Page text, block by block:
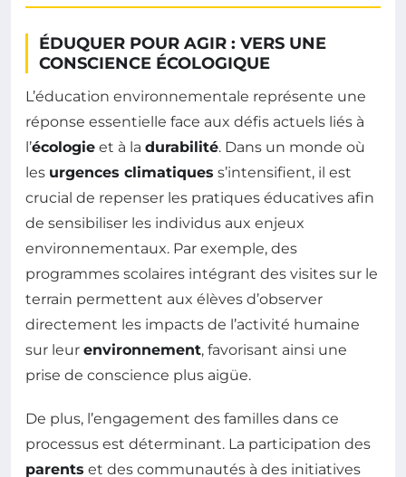
ÉDUQUER POUR AGIR : VERS UNE
CONSCIENCE ÉCOLOGIQUE
L’éducation environnementale représente une
réponse essentielle face aux défis actuels liés à
l’écologie et à la durabilité. Dans un monde où
les urgences climatiques s’intensifient, il est
crucial de repenser les pratiques éducatives afin
de sensibiliser les individus aux enjeux
environnementaux. Par exemple, des
programmes scolaires intégrant des visites sur le
terrain permettent aux élèves d’observer
directement les impacts de l’activité humaine
sur leur environnement, favorisant ainsi une
prise de conscience plus aigüe.
De plus, l’engagement des familles dans ce
processus est déterminant. La participation des
parents et des communautés à des initiatives